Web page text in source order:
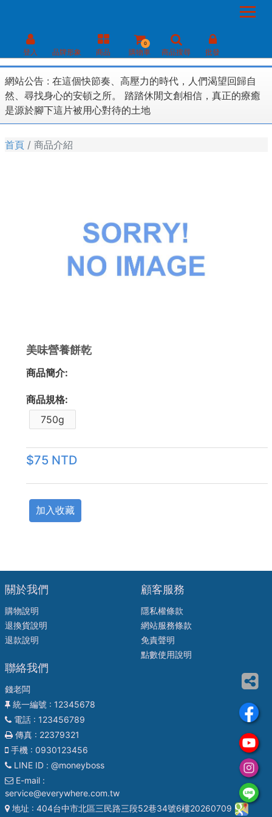
網站公告 : 在這個快節奏、高壓力的時代，人們渴望回歸自
然、尋找身心的安頓之所。 踏踏休閒文創相信，真正的療癒
是源於腳下這片被用心對待的土地
登入 品牌形象 商品 購物車
0
商品搜尋 批發
首頁 商品介紹
美味營養餅乾
商品簡介:
商品規格:
750g
$75 NTD
加入收藏
關於我們
購物說明
退換貨說明
退款說明
顧客服務
隱私權條款
網站服務條款
免責聲明
點數使用說明
聯絡我們
錢老闆
統一編號 : 12345678
電話: 123456789
傳真: 22379321
手機: 0930123456
LINE ID: @moneyboss
E-mail:
service@everywhere.com.tw
地址 : 404台中市北區三民路三段52巷34號6樓20260709